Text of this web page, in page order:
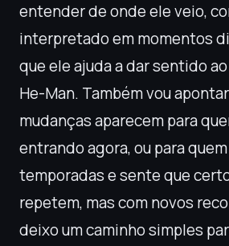
entender de onde ele veio,
interpretado em momentos
que ele ajuda a dar sentido
He-Man. Também vou
mudanças aparecem para
entrando agora, ou para
temporadas e sente que
repetem, mas com novos
deixo um caminho simples